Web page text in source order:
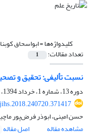
کلیدواژه‌ها =ابواسحاق
تعداد مقالات: 1
نسبت تألیفی: تحقیق و
دوره 13، شماره 1، خرداد 1394، صفحه
حسن امینی، ابوذر فرض‌پور
مشاهده مقاله
اصل مقاله